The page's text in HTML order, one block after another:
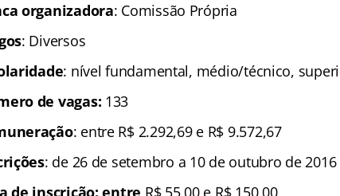
organizadora: Comissão Própria
: Diversos
: nível fundamental, médio/técnico,
de vagas: 133
: entre R$ 2.292,69 e R$ 9.572,67
: de 26 de setembro a 10 de outubro de 2016
de inscrição: entre R$ 55,00 e R$ 150,00